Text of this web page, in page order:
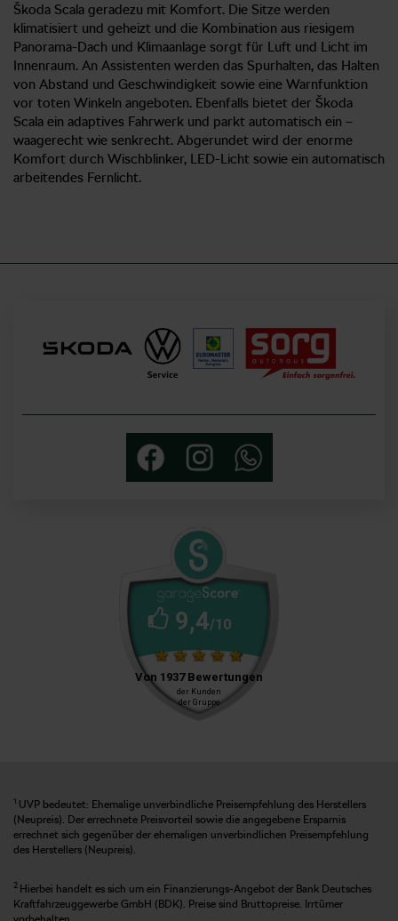
Škoda Scala geradezu mit Komfort. Die Sitze werden
klimatisiert und geheizt und die Kombination aus riesigem
Panorama-Dach und Klimaanlage sorgt für Luft und Licht im
Innenraum. An Assistenten werden das Spurhalten, das Halten
von Abstand und Geschwindigkeit sowie eine Warnfunktion
vor toten Winkeln angeboten. Ebenfalls bietet der Škoda
Scala ein adaptives Fahrwerk und parkt automatisch ein –
waagerecht wie senkrecht. Abgerundet wird der enorme
Komfort durch Wischblinker, LED-Licht sowie ein automatisch
arbeitendes Fernlicht.
1 UVP bedeutet: Ehemalige unverbindliche Preisempfehlung des Herstellers
(Neupreis). Der errechnete Preisvorteil sowie die angegebene Ersparnis
errechnet sich gegenüber der ehemaligen unverbindlichen Preisempfehlung
des Herstellers (Neupreis).
2 Hierbei handelt es sich um ein Finanzierungs-Angebot der Bank Deutsches
Kraftfahrzeuggewerbe GmbH (BDK). Preise sind Bruttopreise. Irrtümer